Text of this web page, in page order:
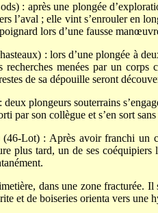
: après une plongée
l’aval ; elle vint s’enrouler en
lors d’une fausse
: lors d’une plongée à
menées par un
de sa dépouille seront
plongeurs souterrains
par son collègue et s’en sort sans
(46-Lot) : Après avoir franchi un
plus tard, un de ses
dans une zone fracturée.
et de boiseries orienta vers